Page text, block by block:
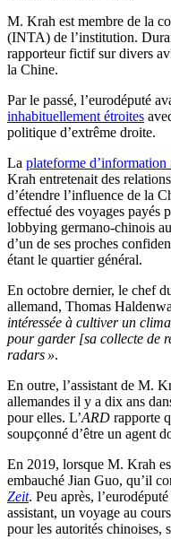
M. Krah est membre de la
(INTA) de l’institution.
rapporteur fictif sur divers
la Chine.
Par le passé, l’eurodéputé
inhabituellement étroites
politique d’extrême droite.
La plateforme d’information
Krah entretenait des
d’étendre l’influence de la
effectué des voyages payés
lobbying germano-chinois
d’un de ses proches
étant le quartier général.
En octobre dernier, le chef
allemand, Thomas
intéressée à cultiver un
pour garder [sa collecte de
radars ».
En outre, l’assistant de M.
allemandes il y a dix ans
pour elles. L’ARD rapporte
soupçonné d’être un agent
En 2019, lorsque M. Krah
embauché Jian Guo, qu’il
Zeit. Peu après,
assistant, un voyage au
pour les autorités chinoises,